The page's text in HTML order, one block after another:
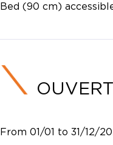
Bed (90 cm)
From 01/01 to 31/12/